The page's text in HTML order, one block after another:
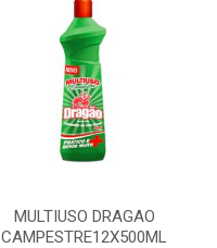
MULTIUSO DRAGAO
CAMPESTRE12X500ML